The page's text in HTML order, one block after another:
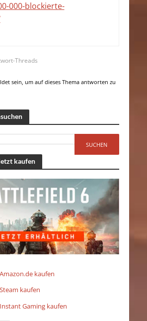
000-blockierte-
Threads
sein, um auf dieses Thema antworten zu
kaufen
kaufen
kaufen
Gaming kaufen